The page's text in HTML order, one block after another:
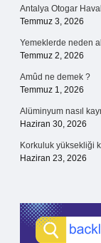
Antalya Otogar
Temmuz 3, 2026
Yemeklerde neden
Temmuz 2, 2026
Amûd ne demek ?
Temmuz 1, 2026
Alüminyum nasıl
Haziran 30, 2026
Korkuluk yüksekliği
Haziran 23, 2026